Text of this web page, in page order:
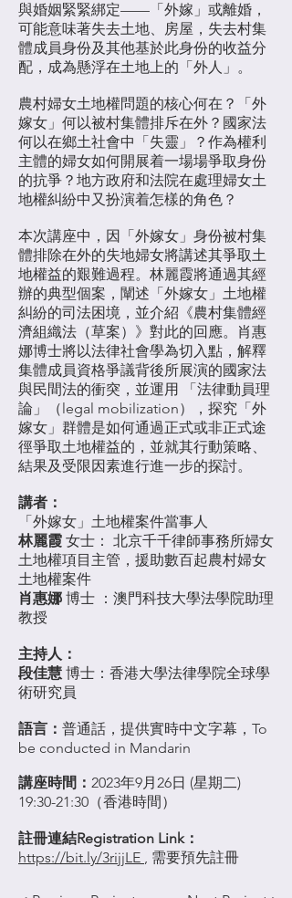
與婚姻緊緊綁定——「外嫁」或離婚，
可能意味著失去土地、房屋，失去村集
體成員身份及其他基於此身份的收益分
配，成為懸浮在土地上的「外人」。
農村婦女土地權問題的核心何在？「外
嫁女」何以被村集體排斥在外？國家法
何以在鄉土社會中「失靈」？作為權利
主體的婦女如何開展着一場場爭取身份
的抗爭？地方政府和法院在處理婦女土
地權糾紛中又扮演着怎樣的角色？
本次講座中，因「外嫁女」身份被村集
體排除在外的失地婦女將講述其爭取土
地權益的艱難過程。林麗霞將通過其經
辦的典型個案，闡述「外嫁女」土地權
糾紛的司法困境，並介紹《農村集體經
濟組織法（草案）》對此的回應。肖惠
娜博士將以法律社會學為切入點，解釋
集體成員資格爭議背後所展演的國家法
與民間法的衝突，並運用 「法律動員理
論」（legal mobilization），探究「外
嫁女」群體是如何通過正式或非正式途
徑爭取土地權益的，並就其行動策略、
結果及受限因素進行進一步的探討。
講者：
「外嫁女」土地權案件當事人
林麗霞 女士： 北京千千律師事務所婦女
土地權項目主管，援助數百起農村婦女
土地權案件
肖惠娜 博士 ：澳門科技大學法學院助理
教授
主持人：
段佳慧 博士：香港大學法律學院全球學
術研究員
語言： 普通話，提供實時中文字幕，To
be conducted in Mandarin
講座時間： 2023年9月26日 (星期二)
19:30-21:30（香港時間）
註冊連結Registration Link：
https://bit.ly/3rijjLE , 需要預先註冊